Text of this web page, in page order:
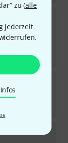
zu (alle
jederzeit
4/4